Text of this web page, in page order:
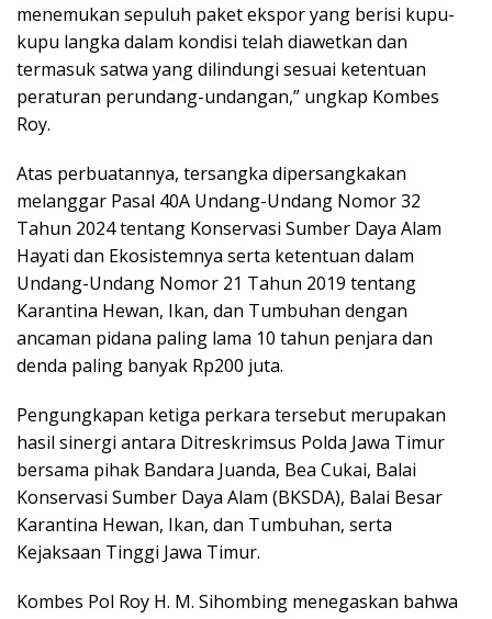
menemukan sepuluh paket ekspor yang berisi kupu-
kupu langka dalam kondisi telah diawetkan dan
termasuk satwa yang dilindungi sesuai ketentuan
peraturan perundang-undangan,” ungkap Kombes
Roy.
Atas perbuatannya, tersangka dipersangkakan
melanggar Pasal 40A Undang-Undang Nomor 32
Tahun 2024 tentang Konservasi Sumber Daya Alam
Hayati dan Ekosistemnya serta ketentuan dalam
Undang-Undang Nomor 21 Tahun 2019 tentang
Karantina Hewan, Ikan, dan Tumbuhan dengan
ancaman pidana paling lama 10 tahun penjara dan
denda paling banyak Rp200 juta.
Pengungkapan ketiga perkara tersebut merupakan
hasil sinergi antara Ditreskrimsus Polda Jawa Timur
bersama pihak Bandara Juanda, Bea Cukai, Balai
Konservasi Sumber Daya Alam (BKSDA), Balai Besar
Karantina Hewan, Ikan, dan Tumbuhan, serta
Kejaksaan Tinggi Jawa Timur.
Kombes Pol Roy H. M. Sihombing menegaskan bahwa